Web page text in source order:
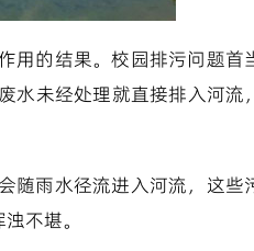
用的结果。校园排污问题首
水未经处理就直接排入河流
雨水径流进入河流，这些
不堪。